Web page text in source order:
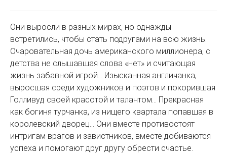
Они выросли в разных мирах, но однажды
встретились, чтобы стать подругами на всю жизнь.
Очаровательная дочь американского миллионера, с
детства не слышавшая слова «нет» и считающая
жизнь забавной игрой… Изысканная англичанка,
выросшая среди художников и поэтов и покорившая
Голливуд своей красотой и талантом… Прекрасная
как богиня турчанка, из нищего квартала попавшая в
королевский дворец… Они вместе противостоят
интригам врагов и завистников, вместе добиваются
успеха и помогают друг другу обрести счастье.